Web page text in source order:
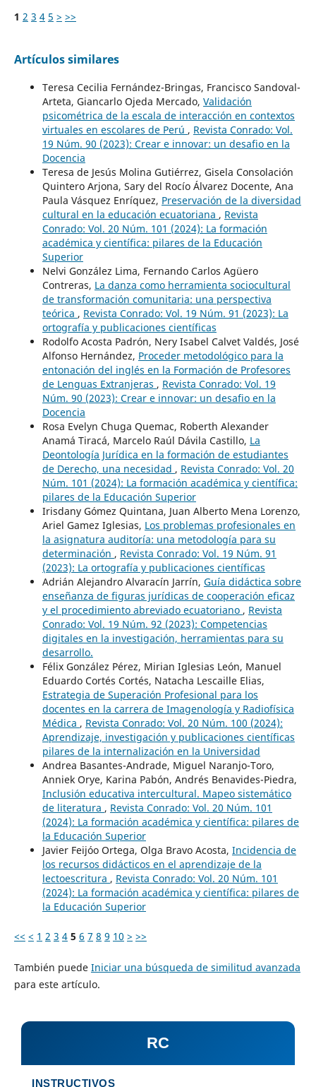
1 2 3 4 5 > >>
Artículos similares
Teresa Cecilia Fernández-Bringas, Francisco Sandoval-
Arteta, Giancarlo Ojeda Mercado, Validación
psicométrica de la escala de interacción en contextos
virtuales en escolares de Perú , Revista Conrado: Vol.
19 Núm. 90 (2023): Crear e innovar: un desafio en la
Docencia
Teresa de Jesús Molina Gutiérrez, Gisela Consolación
Quintero Arjona, Sary del Rocío Álvarez Docente, Ana
Paula Vásquez Enríquez, Preservación de la diversidad
cultural en la educación ecuatoriana , Revista
Conrado: Vol. 20 Núm. 101 (2024): La formación
académica y científica: pilares de la Educación
Superior
Nelvi González Lima, Fernando Carlos Agüero
Contreras, La danza como herramienta sociocultural
de transformación comunitaria: una perspectiva
teórica , Revista Conrado: Vol. 19 Núm. 91 (2023): La
ortografía y publicaciones científicas
Rodolfo Acosta Padrón, Nery Isabel Calvet Valdés, José
Alfonso Hernández, Proceder metodológico para la
entonación del inglés en la Formación de Profesores
de Lenguas Extranjeras , Revista Conrado: Vol. 19
Núm. 90 (2023): Crear e innovar: un desafio en la
Docencia
Rosa Evelyn Chuga Quemac, Roberth Alexander
Anamá Tiracá, Marcelo Raúl Dávila Castillo, La
Deontología Jurídica en la formación de estudiantes
de Derecho, una necesidad , Revista Conrado: Vol. 20
Núm. 101 (2024): La formación académica y científica:
pilares de la Educación Superior
Irisdany Gómez Quintana, Juan Alberto Mena Lorenzo,
Ariel Gamez Iglesias, Los problemas profesionales en
la asignatura auditoría: una metodología para su
determinación , Revista Conrado: Vol. 19 Núm. 91
(2023): La ortografía y publicaciones científicas
Adrián Alejandro Alvaracín Jarrín, Guía didáctica sobre
enseñanza de figuras jurídicas de cooperación eficaz
y el procedimiento abreviado ecuatoriano , Revista
Conrado: Vol. 19 Núm. 92 (2023): Competencias
digitales en la investigación, herramientas para su
desarrollo.
Félix González Pérez, Mirian Iglesias León, Manuel
Eduardo Cortés Cortés, Natacha Lescaille Elias,
Estrategia de Superación Profesional para los
docentes en la carrera de Imagenología y Radiofísica
Médica , Revista Conrado: Vol. 20 Núm. 100 (2024):
Aprendizaje, investigación y publicaciones científicas
pilares de la internalización en la Universidad
Andrea Basantes-Andrade, Miguel Naranjo-Toro,
Anniek Orye, Karina Pabón, Andrés Benavides-Piedra,
Inclusión educativa intercultural. Mapeo sistemático
de literatura , Revista Conrado: Vol. 20 Núm. 101
(2024): La formación académica y científica: pilares de
la Educación Superior
Javier Feijóo Ortega, Olga Bravo Acosta, Incidencia de
los recursos didácticos en el aprendizaje de la
lectoescritura , Revista Conrado: Vol. 20 Núm. 101
(2024): La formación académica y científica: pilares de
la Educación Superior
<< < 1 2 3 4 5 6 7 8 9 10 > >>
También puede Iniciar una búsqueda de similitud avanzada
para este artículo.
RC
INSTRUCTIVOS